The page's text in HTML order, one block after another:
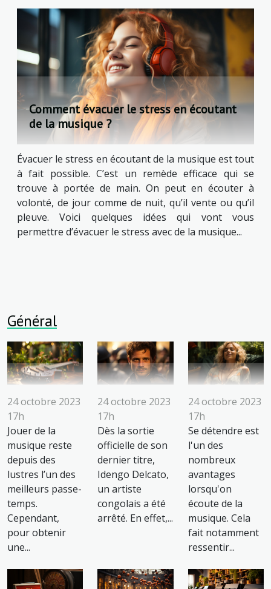
Comment évacuer le stress en écoutant
de la musique ?
Évacuer le stress en écoutant de la musique est tout
à fait possible. C’est un remède efficace qui se
trouve à portée de main. On peut en écouter à
volonté, de jour comme de nuit, qu’il vente ou qu’il
pleuve. Voici quelques idées qui vont vous
permettre d’évacuer le stress avec de la musique...
Général
24 octobre 2023
17h
Jouer de la
musique reste
depuis des
lustres l’un des
meilleurs passe-
temps.
Cependant,
pour obtenir
une...
24 octobre 2023
17h
Dès la sortie
officielle de son
dernier titre,
Idengo Delcato,
un artiste
congolais a été
arrêté. En effet,...
24 octobre 2023
17h
Se détendre est
l'un des
nombreux
avantages
lorsqu'on
écoute de la
musique. Cela
fait notamment
ressentir...